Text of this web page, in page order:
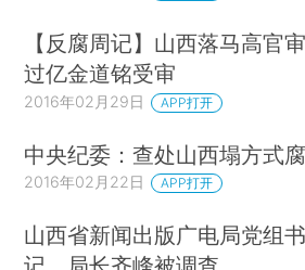
【反腐周记】山西落马高官
过亿金道铭受审
2016年02月29日 APP打开
中央纪委：查处山西塌方式
2016年02月22日 APP打开
山西省新闻出版广电局党组书